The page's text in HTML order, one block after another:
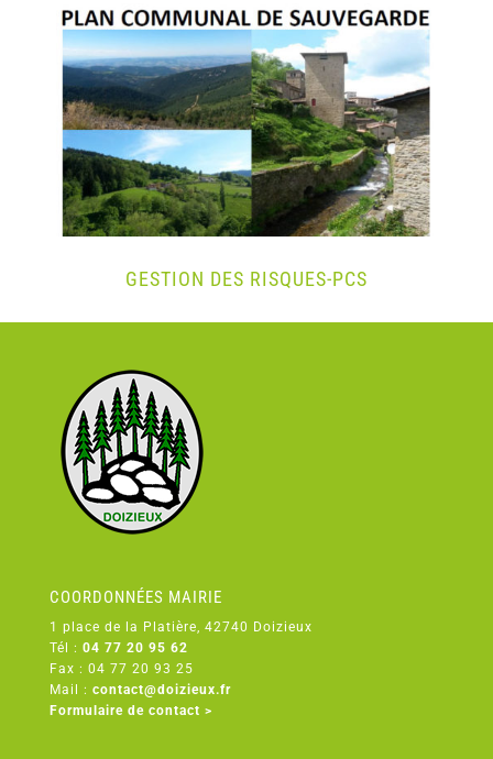
GESTION DES RISQUES-PCS
COORDONNÉES MAIRIE
1 place de la Platière, 42740 Doizieux
Tél : 04 77 20 95 62
Fax : 04 77 20 93 25
Mail : contact@doizieux.fr
Formulaire de contact >